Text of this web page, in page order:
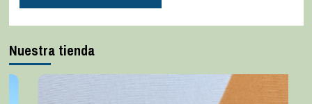
Nuestra tienda